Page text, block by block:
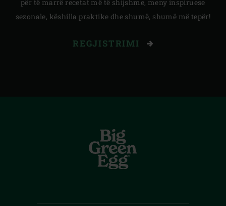
për të marrë recetat më të shijshme, meny inspiruese
sezonale, këshilla praktike dhe shumë, shumë më tepër!
REGJISTRIMI